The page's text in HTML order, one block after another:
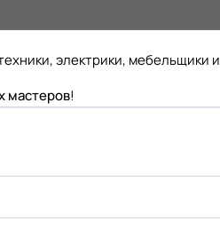
электрики, мебельщики и
мастеров!